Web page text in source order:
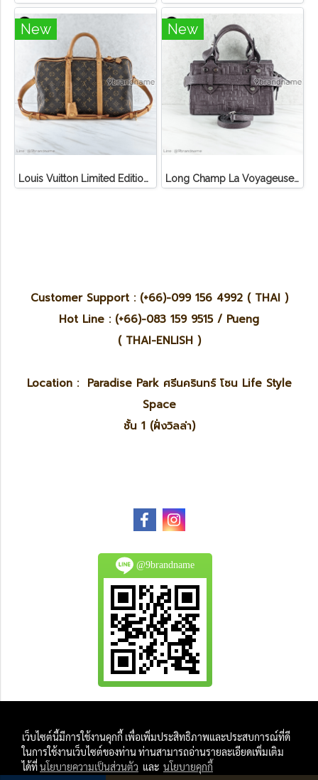
New
Louis Vuitton Limited Edition Monogram Canvas Sofia Coppola SC Bag
New
Long Champ La Voyageuse Bag Leather
Customer Support : (+66)-099 156 4992 ( THAI )
Hot Line : (+66)-083 159 9515 / Pueng
( THAI-ENLISH )
Location : Paradise Park ศรีนครินทร์ โซน Life Style
Space
ชั้น 1 (ฝั่งวิลล่า)
@9brandname
And
All Photo in this website were taken by
เว็บไซต์นี้มีการใช้งานคุกกี้ เพื่อเพิ่มประสิทธิภาพและประสบการณ์ที่ดี
ในการใช้งานเว็บไซต์ของท่าน ท่านสามารถอ่านรายละเอียดเพิ่มเติม
ได้ที่นโยบายความเป็นส่วนตัว และ นโยบายคุกกี้